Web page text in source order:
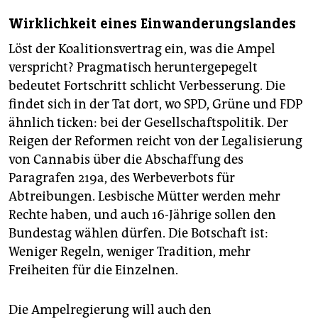
Wirklichkeit eines Einwanderungslandes
Löst der Koalitionsvertrag ein, was die Ampel
verspricht? Pragmatisch heruntergepegelt
bedeutet Fortschritt schlicht Verbesserung. Die
findet sich in der Tat dort, wo SPD, Grüne und FDP
ähnlich ticken: bei der Gesellschaftspolitik. Der
Reigen der Reformen reicht von der Legalisierung
von Cannabis über die Abschaffung des
Paragrafen 219a, des Werbeverbots für
Abtreibungen. Lesbische Mütter werden mehr
Rechte haben, und auch 16-Jährige sollen den
Bundestag wählen dürfen. Die Botschaft ist:
Weniger Regeln, weniger Tradition, mehr
Freiheiten für die Einzelnen.
Die Ampelregierung will auch den